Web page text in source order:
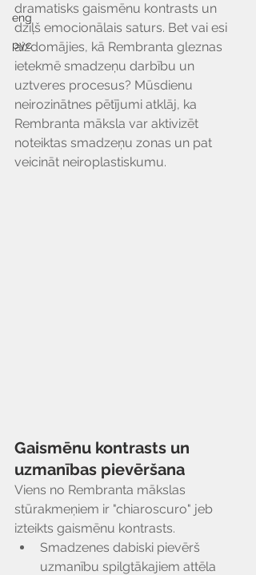
eng
рус
dramatisks gaismēnu kontrasts un
dziļš emocionālais saturs. Bet vai esi
aizdomājies, kā Rembranta gleznas
ietekmē smadzeņu darbību un
uztveres procesus? Mūsdienu
neirozinātnes pētījumi atklāj, ka
Rembranta māksla var aktivizēt
noteiktas smadzeņu zonas un pat
veicināt neiroplastiskumu.
Gaismēnu kontrasts un
uzmanības pievēršana
Viens no Rembranta mākslas
stūrakmeņiem ir "chiaroscuro" jeb
izteikts gaismēnu kontrasts.
Smadzenes dabiski pievērš
uzmanību spilgtākajiem attēla